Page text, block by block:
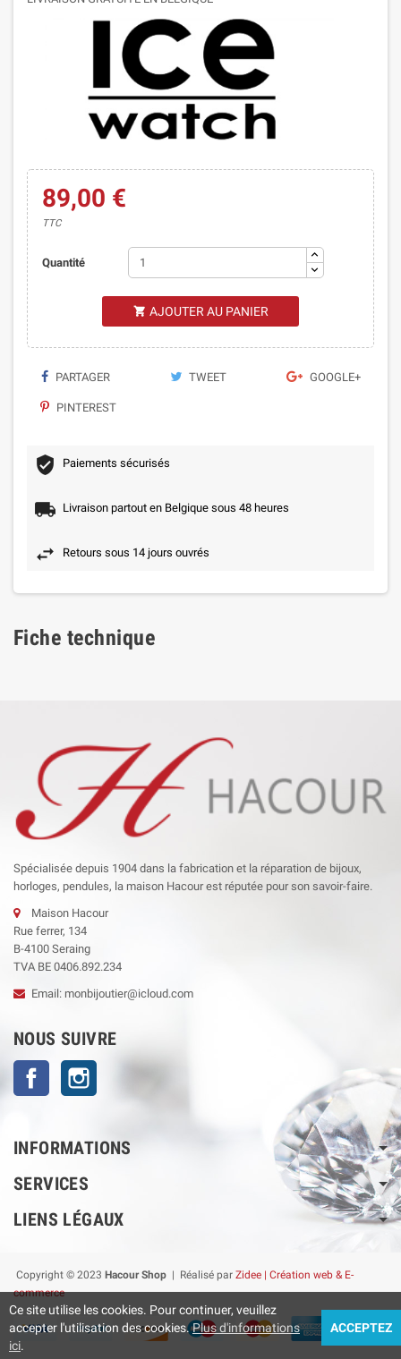
89,00 €
TTC
Quantité
 AJOUTER AU PANIER
PARTAGER TWEET GOOGLE+
PINTEREST
Paiements sécurisés
Livraison partout en Belgique sous 48 heures
Retours sous 14 jours ouvrés
Fiche technique
Spécialisée depuis 1904 dans la fabrication et la réparation de bijoux,
horloges, pendules, la maison Hacour est réputée pour son savoir-faire.
Maison Hacour
Rue ferrer, 134
B-4100 Seraing
TVA BE 0406.892.234
Email: monbijoutier@icloud.com
NOUS SUIVRE
Facebook
INFORMATIONS
SERVICES
LIENS LÉGAUX
Copyright © 2023 Hacour Shop | Réalisé par Zidee | Création web & E-
commerce
Ce site utilise les cookies. Pour continuer, veuillez
accepter l'utilisation des cookies.Plus d'informations
ici.
ACCEPTEZ